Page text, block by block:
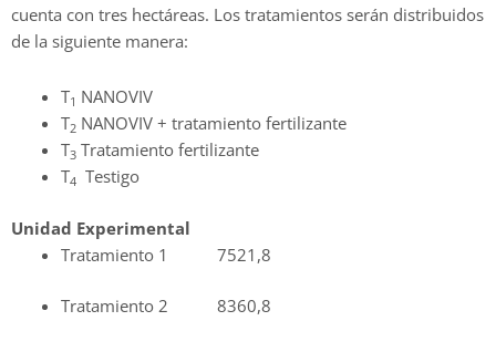
cuenta con tres hectáreas. Los tratamientos serán distribuidos
de la siguiente manera:
T1 NANOVIV
T2 NANOVIV + tratamiento fertilizante
T3 Tratamiento fertilizante
T4 Testigo
Unidad Experimental
Tratamiento 1 7521,8
Tratamiento 2 8360,8